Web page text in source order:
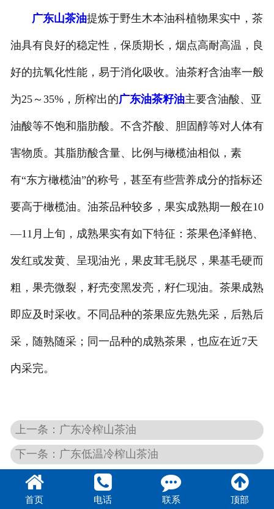
广东山茶油提炼于野生木本油科植物果实中，茶
油具有良好的稳定性，保质期长，烟点高耐高温，良
好的抗氧化性能，易于消化吸收。油茶籽含油率一般
为25～35%，所榨出的广东油茶籽油主要含油酸、亚
油酸等不饱和脂肪酸。不含芥酸、胆固醇等对人体有
害物质。其脂肪酸含量、比例与橄榄油相似，素
有“东方橄榄油”的称号，甚至有些营养成分的指标还
要高于橄榄油。油茶品种较多，果实成熟期一般在10
—11月上旬，成熟果实有如下特征：茶果色泽鲜艳、
发红或发黄、呈现油光，果皮茸毛脱尽，果基毛硬而
粗，果壳微裂，籽壳变黑发亮，籽仁现油。茶果成熟
即应及时采收。不同品种的茶果应先熟先采，后熟后
采，随熟随采；同一品种的成熟茶果，也应在近7天
内采完。
上一条：广东冷榨山茶油
下一条：广东低温冷榨山茶油
首页 电话 联系 顶部